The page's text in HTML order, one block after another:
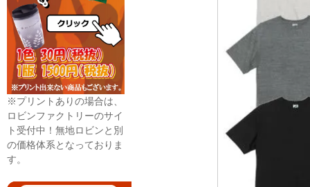
※プリントありの場合は、
ロビンファクトリーのサイ
ト受付中！無地ロビンと別
の価格体系となっておりま
す。